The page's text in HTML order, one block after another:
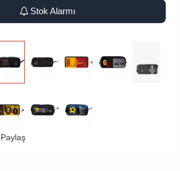
Stok Alarmı
Paylaş